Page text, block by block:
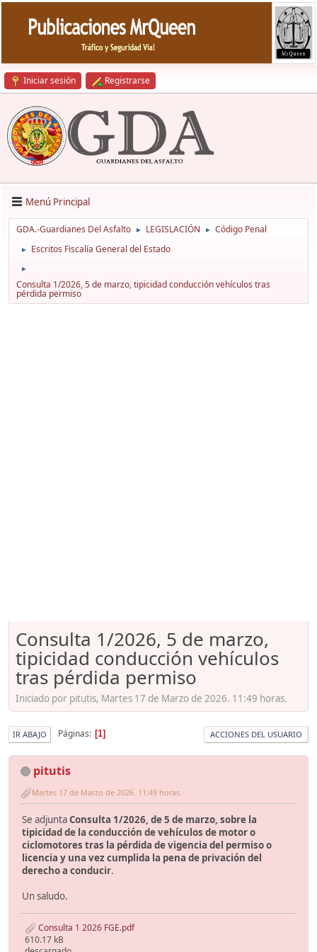
Iniciar sesión Registrarse
Menú Principal
GDA.-Guardianes Del Asfalto ► LEGISLACIÓN ► Código Penal
► Escritos Fiscalía General del Estado
►
Consulta 1/2026, 5 de marzo, tipicidad conducción vehículos tras
pérdida permiso
Consulta 1/2026, 5 de marzo,
tipicidad conducción vehículos
tras pérdida permiso
Iniciado por pitutis, Martes 17 de Marzo de 2026. 11:49 horas.
IR ABAJO Páginas 1 ACCIONES DEL USUARIO
pitutis
Martes 17 de Marzo de 2026. 11:49 horas.
Se adjuntaConsulta 1/2026, de 5 de marzo, sobre la
tipicidad de la conducción de vehículos de motor o
ciclomotores tras la pérdida de vigencia del permiso o
licencia y una vez cumplida la pena de privación del
derecho a conducir.
Un saludo.
Consulta 1 2026 FGE.pdf
610.17 kB